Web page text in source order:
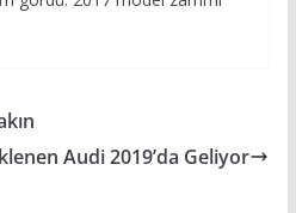
Audi 2019’da Geliyor